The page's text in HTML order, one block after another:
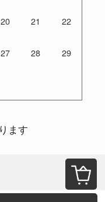
20 21 22
27 28 29
ます